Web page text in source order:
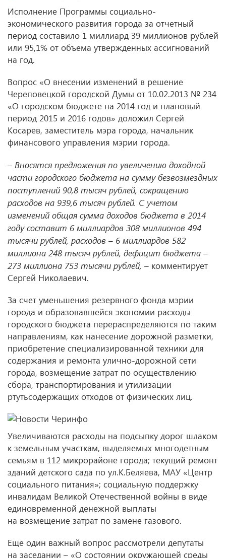
Исполнение Программы социально-
экономического развития города за отчетный
период составило 1 миллиард 39 миллионов рублей
или 95,1% от объема утвержденных ассигнований
на год.
Вопрос «О внесении изменений в решение
Череповецкой городской Думы от 10.02.2013 № 234
«О городском бюджете на 2014 год и плановый
период 2015 и 2016 годов» доложил Сергей
Косарев, заместитель мэра города, начальник
финансового управления мэрии города.
– Вносятся предложения по увеличению доходной
части городского бюджета на сумму безвозмездных
поступлений 90,8 тысяч рублей, сокращению
расходов на 939,6 тысяч рублей. С учетом
изменений общая сумма доходов бюджета в 2014
году составит 6 миллиардов 308 миллионов 494
тысячи рублей, расходов – 6 миллиардов 582
миллиона 248 тысяч рублей, дефицит бюджета –
273 миллиона 753 тысячи рублей, – комментирует
Сергей Николаевич.
За счет уменьшения резервного фонда мэрии
города и образовавшейся экономии расходы
городского бюджета перераспределяются по таким
направлениям, как нанесение дорожной разметки,
приобретение специализированной техники для
содержания и ремонта улично-дорожной сети
города, возмещение затрат по осуществлению
сбора, транспортирования и утилизации
ртутьсодержащих отходов от физических лиц.
Увеличиваются расходы на подсыпку дорог шлаком
к земельным участкам, выделяемых многодетным
семьям в 112 микрорайоне города; текущий ремонт
зданий детского сада по ул.К.Беляева, МАУ «Центр
социального питания»; социальную поддержку
инвалидам Великой Отечественной войны в виде
единовременной денежной выплаты
на возмещение затрат по замене газового.
Еще один важный вопрос рассмотрели депутаты
на заседании – «О состоянии окружающей среды